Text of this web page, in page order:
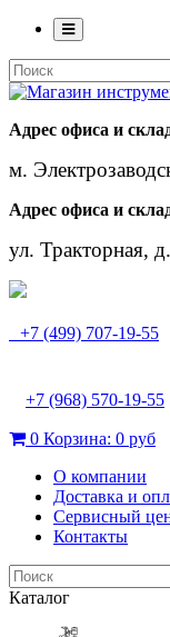
Адрес офиса и
м.
Адрес офиса и
ул. Тракторная,
+7 (499) 707-19-55
+7 (968) 570-19-55
0 Корзина: 0 руб
О компании
Доставка и
Сервисный
Контакты
Каталог